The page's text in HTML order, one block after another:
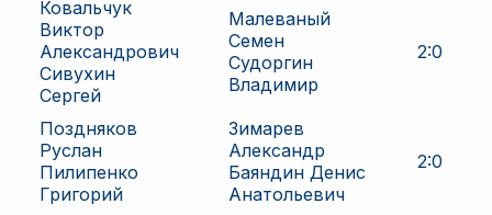
Ковальчук
Виктор
Александрович
Сивухин
Сергей
Малеваный
Семен
Судоргин
Владимир
2:0
Поздняков
Руслан
Пилипенко
Григорий
Зимарев
Александр
Баяндин Денис
Анатольевич
2:0